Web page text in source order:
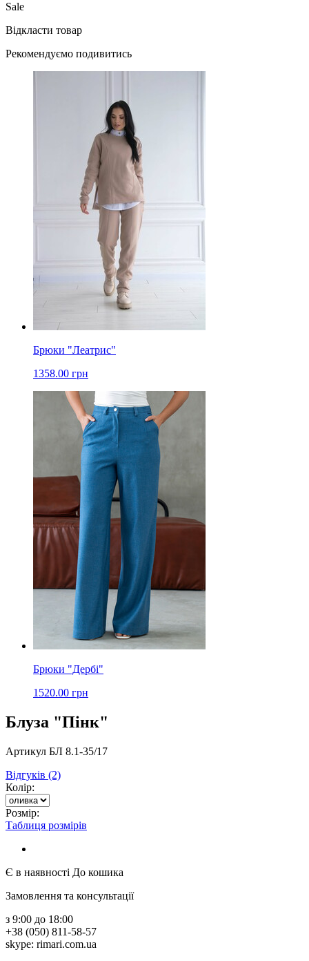
Sale
Відкласти товар
Рекомендуємо подивитись
Брюки "Леатрис"
1358.00 грн
Брюки "Дербі"
1520.00 грн
Блуза "Пінк"
Артикул БЛ 8.1-35/17
Відгуків (2)
Колір:
Розмір:
Таблиця розмірів
Є в наявності До кошика
Замовлення та консультації
з 9:00 до 18:00
+38 (050) 811-58-57
skype: rimari.com.ua